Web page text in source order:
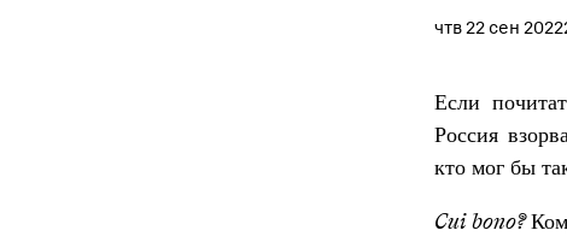
чтв 22 сен 2022
Если
Россия
кто мог бы
Cui bono?